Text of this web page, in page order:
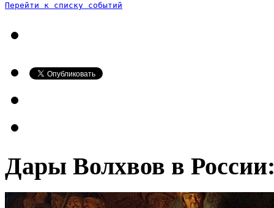
Перейти к списку событий
Дары Волхвов в